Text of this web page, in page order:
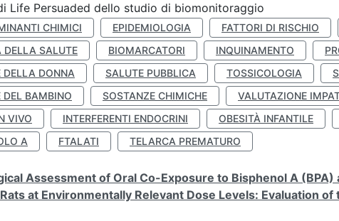
Life Persuaded dello studio di biomonitoraggio
CHIMICI EPIDEMIOLOGIA FATTORI DI RISCHIO
DELLA SALUTE
BIOMARCATORI INQUINAMENTO
DELLA DONNA
SALUTE PUBBLICA TOSSICOLOGIA
DEL BAMBINO
SOSTANZE CHIMICHE VALUTAZIONE
VIVO
INTERFERENTI ENDOCRINI OBESITÀ INFANTILE
A
FTALATI TELARCA PREMATURO
Assessment of Oral Co-Exposure to Bisphenol A
at Environmentally Relevant Dose Levels: Evaluation